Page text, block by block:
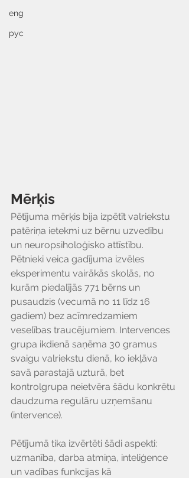
eng
рус
Mērķis
Pētījuma mērķis bija izpētīt valriekstu
patēriņa ietekmi uz bērnu uzvedību
un neuropsiholoģisko attīstību.
Pētnieki veica gadījuma izvēles
eksperimentu vairākās skolās, no
kurām piedalījās 771 bērns un
pusaudzis (vecumā no 11 līdz 16
gadiem) bez acīmredzamiem
veselības traucējumiem. Intervences
grupa ikdienā saņēma 30 gramus
svaigu valriekstu dienā, ko iekļāva
savā parastajā uzturā, bet
kontrolgrupa neietvēra šādu konkrētu
daudzuma regulāru uzņemšanu
(intervence).
Pētījumā tika izvērtēti šādi aspekti:
uzmanība, darba atmiņa, inteliģence
un vadības funkcijas kā